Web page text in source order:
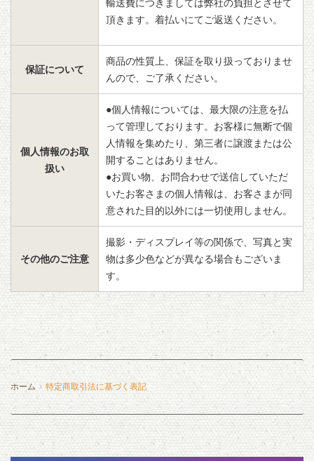
輸送費につきましては弊社の負担とさせて
頂きます。着払いにてご返送ください。
保証について
商品の性質上、保証を取り扱っておりませ
んので、ご了承ください。
個人情報のお取
扱い
●個人情報については、最大限の注意を払
って管理しております。お客様に無断で個
人情報を集めたり、第三者に譲渡または公
開することはありません。
●お買い物、お問合わせで送信していただ
いたお客さまの個人情報は、お客さまが同
意された目的以外には一切使用しません。
その他のご注意
撮影・ディスプレイ等の関係で、写真と実
物は多少色などが異なる場合もございま
す。
ホーム 特定商取引法に基づく表記